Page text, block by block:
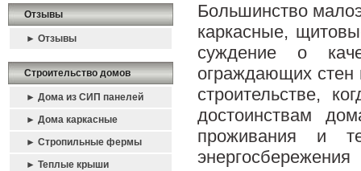
Отзывы
► Отзывы
Строительство домов
► Дома из СИП панелей
► Дома каркасные
► Стропильные фермы
► Теплые крыши
Большинство
каркасные,
суждение о
ограждающих стен
строительстве,
достоинствам
проживания и
энергосбережения